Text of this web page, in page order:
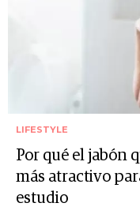
LIFESTYLE
Por qué el jabón
más atractivo
estudio